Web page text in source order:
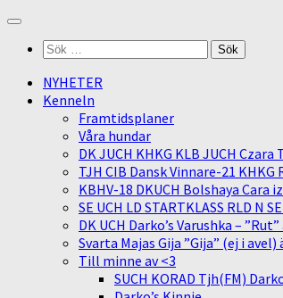
Skip
contentSök
NYHETER
Kenneln
Framtidsplaner
Våra hundar
DK JUCH KHKG KLB JUCH Czara
TJH CIB Dansk Vinnare-21 KHKG
KBHV-18 DKUCH Bolshaya Cara
SE UCH LD STARTKLASS RLD N
DK UCH Darko’s Varushka –
Svarta Majas Gija ”Gija” (ej i
Till minne av <3
SUCH KORAD Tjh(FM)